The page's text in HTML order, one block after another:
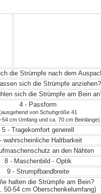
die Strümpfe nach dem
sich die Strümpfe anziehen?
sich die Strümpfe am Bein
4 - Passform
von Schuhgröße 41
54 cm Umfang und ca. 70 cm Beinlänge)
5 - Tragekomfort generell
wahrscheinliche Haltbarkeit
an den Nähten
8 - Maschenbild - Optik
9 - Strumpfbandbreite
halten die Strümpfe am Bein?
50-54 cm Oberschenkelumfang)